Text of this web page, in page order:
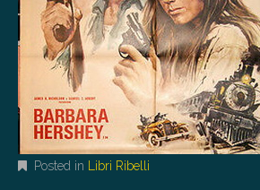
Posted in Libri Ribelli